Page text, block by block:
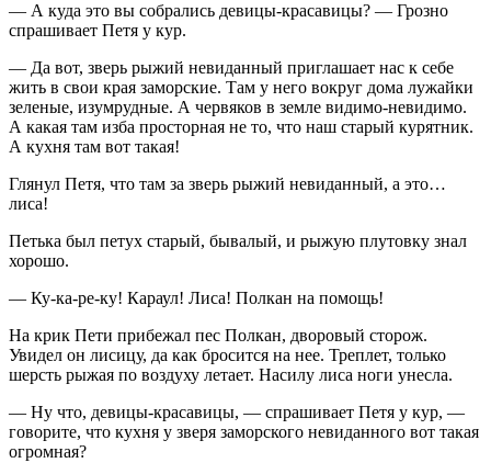
— А куда это вы собрались девицы-красавицы? — Грозно
спрашивает Петя у кур.
— Да вот, зверь рыжий невиданный приглашает нас к себе
жить в свои края заморские. Там у него вокруг дома лужайки
зеленые, изумрудные. А червяков в земле видимо-невидимо.
А какая там изба просторная не то, что наш старый курятник.
А кухня там вот такая!
Глянул Петя, что там за зверь рыжий невиданный, а это…
лиса!
Петька был петух старый, бывалый, и рыжую плутовку знал
хорошо.
— Ку-ка-ре-ку! Караул! Лиса! Полкан на помощь!
На крик Пети прибежал пес Полкан, дворовый сторож.
Увидел он лисицу, да как бросится на нее. Треплет, только
шерсть рыжая по воздуху летает. Насилу лиса ноги унесла.
— Ну что, девицы-красавицы, — спрашивает Петя у кур, —
говорите, что кухня у зверя заморского невиданного вот такая
огромная?